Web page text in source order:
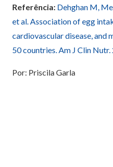
Referência: Dehghan M,
et al. Association of egg
cardiovascular disease, and
50 countries. Am J Clin Nutr.
Por: Priscila Garla